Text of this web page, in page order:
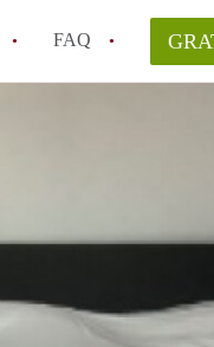
FAQ
voor een onzelfstandige
bij een kamer in
voor een kamer in
zoeker?
in Amsterdam?
voor de huurder?